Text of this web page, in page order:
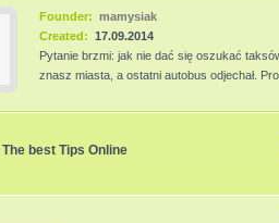
Founder: mamysiak
Created: 17.09.2014
Pytanie brzmi: jak nie dać się oszukać
znasz miasta, a ostatni autobus odjechał.
best Tips Online